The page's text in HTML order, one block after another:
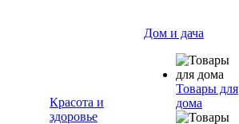
Красота и
здоровье
Дом и дача
Товары для
дома